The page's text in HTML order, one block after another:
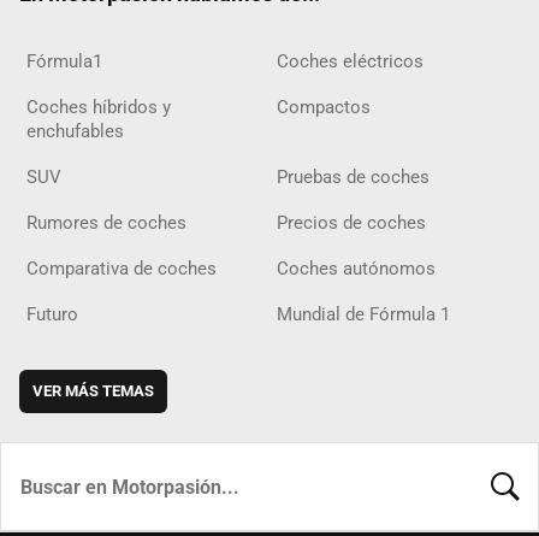
Fórmula1 Coches eléctricos
Coches híbridos y
enchufables
Compactos
SUV Pruebas de coches
Rumores de coches Precios de coches
Comparativa de coches Coches autónomos
Futuro Mundial de Fórmula 1
VER MÁS TEMAS